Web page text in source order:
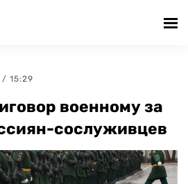
/ 15:29
военному за
сослуживцев